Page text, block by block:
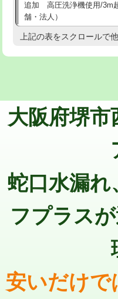
排水管工事（追加 排水管
え）
マス交換（土の掘削・埋め
マス交換（深さ50㎝以上）
コンクリート斫り（厚さ
モルタル補修（厚さ10㎝ま
モルタル補修（厚さ10㎝超
追加人工
追加 高圧洗浄機使用/3m
舗・法人）
高度高圧洗浄換
追加トーラー機使用/3m超
止水・漏水調査・防水処理
止水・漏水調査・防水処理
止水・漏水調査・防水処理
その他部品の脱着
上記の表をスクロールで
大阪府堺市
蛇口水漏れ
フプラス
安いだけで